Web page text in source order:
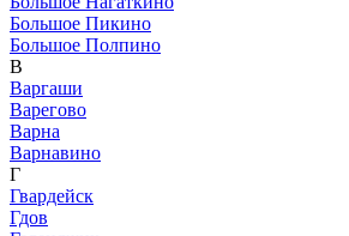
Большое Пикино
Большое Полпино
В
Варгаши
Варегово
Варна
Варнавино
Г
Гвардейск
Гдов